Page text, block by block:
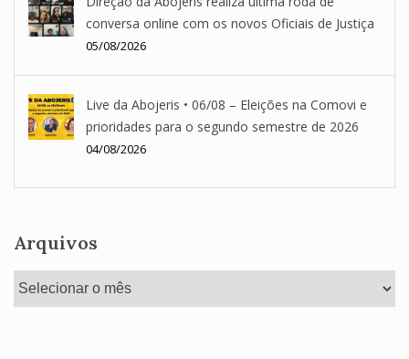
conversa online com os novos Oficiais de Justiça
05/08/2026
Live da Abojeris • 06/08 – Eleições na Comovi e
prioridades para o segundo semestre de 2026
04/08/2026
Arquivos
Arquivos